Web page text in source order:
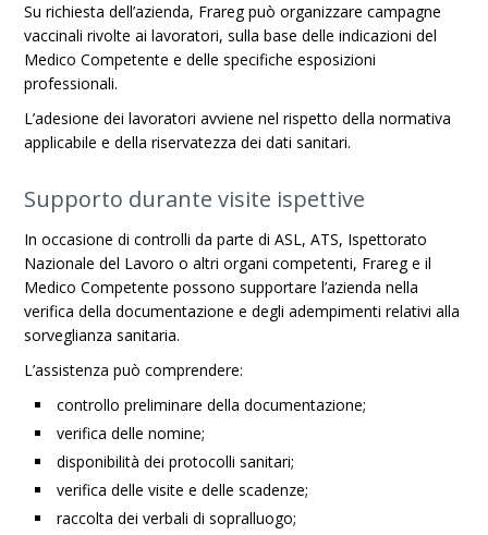
Su richiesta dell’azienda, Frareg può organizzare campagne
vaccinali rivolte ai lavoratori, sulla base delle indicazioni del
Medico Competente e delle specifiche esposizioni
professionali.
L’adesione dei lavoratori avviene nel rispetto della normativa
applicabile e della riservatezza dei dati sanitari.
Supporto durante visite ispettive
In occasione di controlli da parte di ASL, ATS, Ispettorato
Nazionale del Lavoro o altri organi competenti, Frareg e il
Medico Competente possono supportare l’azienda nella
verifica della documentazione e degli adempimenti relativi alla
sorveglianza sanitaria.
L’assistenza può comprendere:
controllo preliminare della documentazione;
verifica delle nomine;
disponibilità dei protocolli sanitari;
verifica delle visite e delle scadenze;
raccolta dei verbali di sopralluogo;